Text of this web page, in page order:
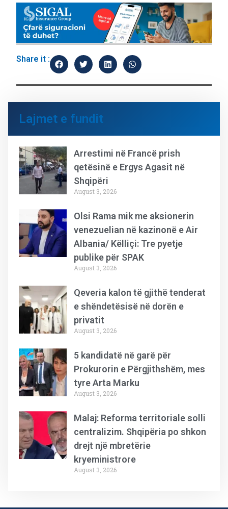
Share it :
Lajmet e fundit
Arrestimi në Francë prish
qetësinë e Ergys Agasit në
Shqipëri
August 3, 2026
Olsi Rama mik me aksionerin
venezuelian në kazinonë e Air
Albania/ Këlliçi: Tre pyetje
publike për SPAK
August 3, 2026
Qeveria kalon të gjithë tenderat
e shëndetësisë në dorën e
privatit
August 3, 2026
5 kandidatë në garë për
Prokurorin e Përgjithshëm, mes
tyre Arta Marku
August 3, 2026
Malaj: Reforma territoriale solli
centralizim. Shqipëria po shkon
drejt një mbretërie
kryeministrore
August 3, 2026